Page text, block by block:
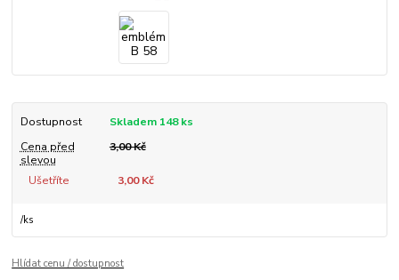
Dostupnost
Skladem 148 ks
Cena před
slevou
3,00 Kč
Ušetříte 3,00 Kč
/ks
Hlídat cenu / dostupnost